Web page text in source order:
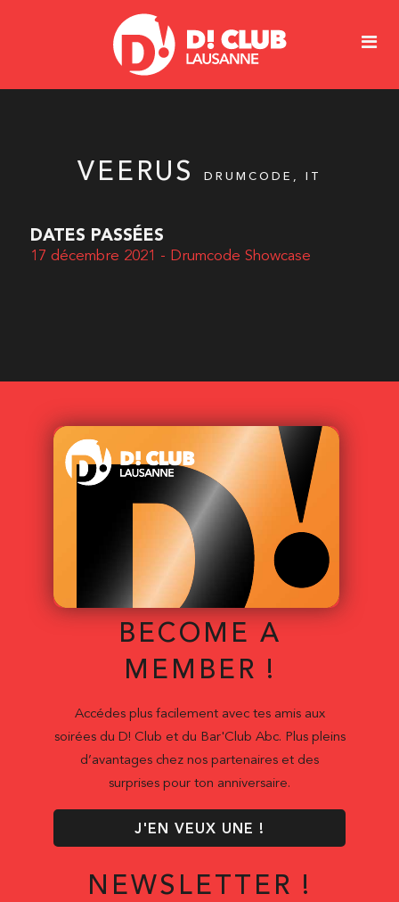
VEERUS DRUMCODE, IT
DATES PASSÉES
17 décembre 2021 - Drumcode Showcase
BECOME A
MEMBER !
Accédes plus facilement avec tes amis aux
soirées du D! Club et du Bar'Club Abc. Plus pleins
d’avantages chez nos partenaires et des
surprises pour ton anniversaire.
J'EN VEUX UNE !
NEWSLETTER !